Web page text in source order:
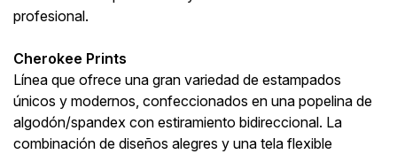
profesional.
Cherokee Prints
Línea que ofrece una gran variedad de estampados
únicos y modernos, confeccionados en una popelina de
algodón/spandex con estiramiento bidireccional. La
combinación de diseños alegres y una tela flexible